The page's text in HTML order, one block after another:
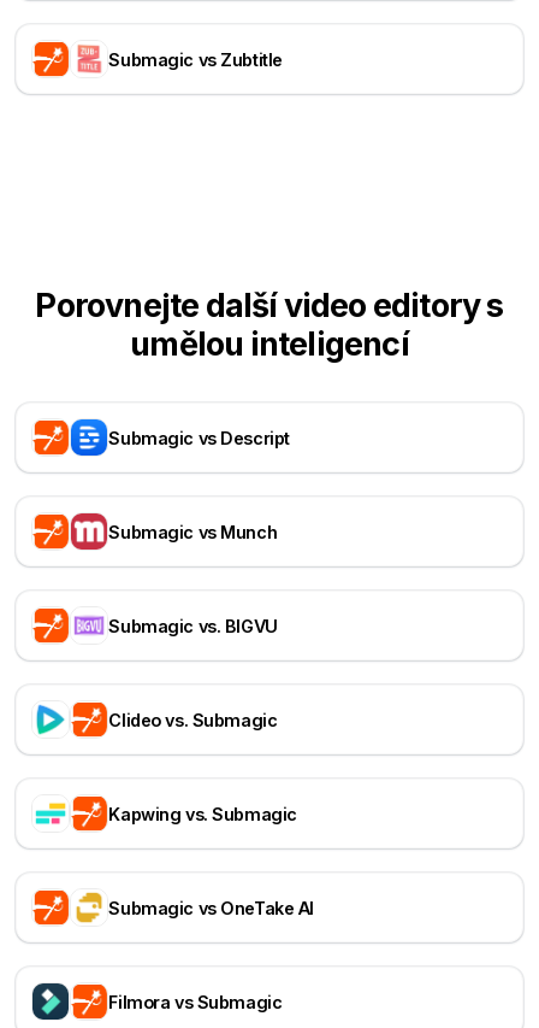
Submagic vs Zubtitle
Porovnejte další video editory s
umělou inteligencí
Submagic vs Descript
Submagic vs Munch
Submagic vs. BIGVU
Clideo vs. Submagic
Kapwing vs. Submagic
Submagic vs OneTake AI
Filmora vs Submagic